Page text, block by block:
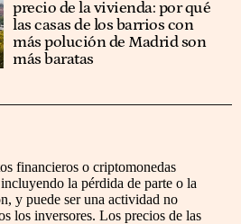
precio de la vivienda: por qué
las casas de los barrios con
más polución de Madrid son
más baratas
financieros o criptomonedas
la pérdida de parte o la
y puede ser una actividad no
los inversores. Los precios de las